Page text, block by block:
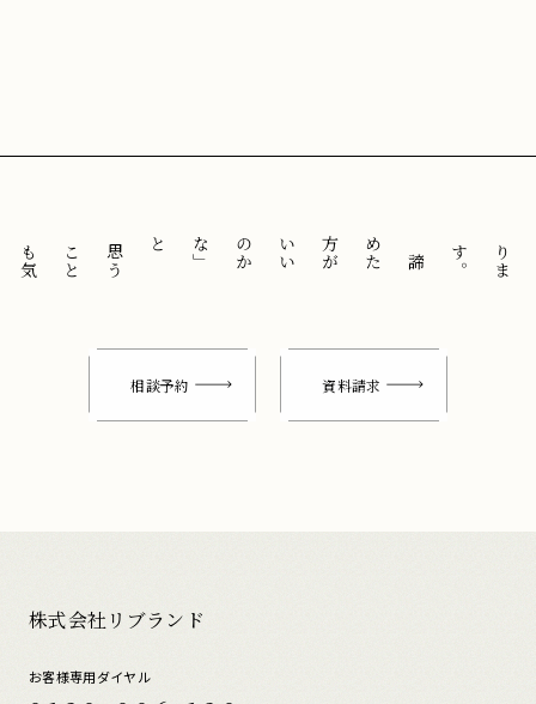
。
「
諦
め
た
方
が
い
い
の
か
な
」
と
思
う
こ
と
も
気
に
せ
ずに
相談予約 資料請求
株式会社リブランド
お客様専用ダイヤル